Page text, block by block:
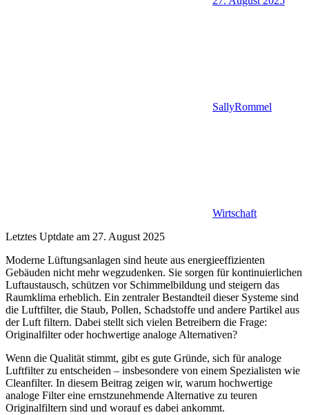
SallyRommel
Wirtschaft
Letztes Uptdate am 27. August 2025
Moderne Lüftungsanlagen sind heute aus energieeffizienten
Gebäuden nicht mehr wegzudenken. Sie sorgen für kontinuierlichen
Luftaustausch, schützen vor Schimmelbildung und steigern das
Raumklima erheblich. Ein zentraler Bestandteil dieser Systeme sind
die Luftfilter, die Staub, Pollen, Schadstoffe und andere Partikel aus
der Luft filtern. Dabei stellt sich vielen Betreibern die Frage:
Originalfilter oder hochwertige analoge Alternativen?
Wenn die Qualität stimmt, gibt es gute Gründe, sich für analoge
Luftfilter zu entscheiden – insbesondere von einem Spezialisten wie
Cleanfilter. In diesem Beitrag zeigen wir, warum hochwertige
analoge Filter eine ernstzunehmende Alternative zu teuren
Originalfiltern sind und worauf es dabei ankommt.